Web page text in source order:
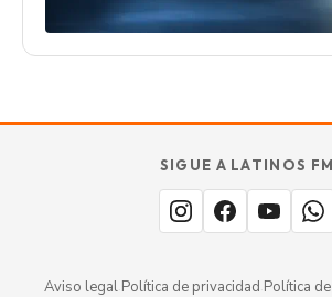
SIGUE A LATINOS FM
Aviso legal· Política de privacidad Política